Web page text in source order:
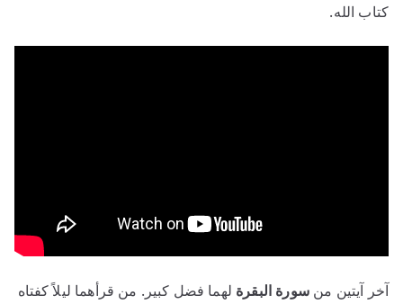
كتاب الله.
آخر آيتين منسورة البقرة لهما فضل كبير. من قرأهما ليلاً كفتاه